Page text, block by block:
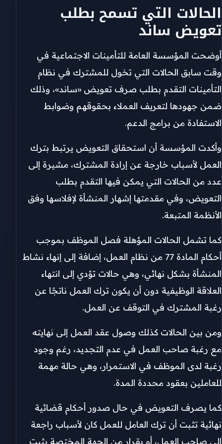
الحالات التي تسمح بطلب
تعويض ساند
أوضحت المؤسسة العامة للتأمينات الاجتماعية في
وقت سابق الحالات التي تخول للمشترك في نظام
التأمينات التقدم بطلب صرف تعويض «ساند»، وذلك
ضمن جهودها لتعريف العملاء بحقوقهم وضوابط
الاستفادة من برامج الدعم.
وأكدت المؤسسة أن استحقاق التعويض يرتبط بترك
العمل لأسباب خارجة عن إرادة المشترك، مشيرة إلى
عدد من الحالات التي يمكن فيها التقدم بطلب
التعويض، وفي مقدمتها إشهار المنشأة لإفلاسها وفق
الأنظمة المتبعة.
كما تشمل الحالات المؤهلة فصل الموظف بموجب
أحكام المادة 77 من نظام العمل، إضافة إلى إنهاء نشاط
المنشأة بشكل نهائي، وهي حالات تؤدي إلى انتهاء
العلاقة الوظيفية دون أن يكون ترك العمل ناتجًا عن
رغبة المشترك في التوقف عن العمل.
ومن بين الحالات كذلك وصول عقد العمل إلى نهايته
مع رغبة صاحب العمل في عدم التجديد، رغم وجود
رغبة لدى الموظف في الاستمرار، وهي حالة مهمة
للعاملين بعقود محددة المدة.
كما يصرف التعويض في حال صدور أحكام قضائية
نهائية تثبت أن ترك العامل للعمل كان لأسباب راجعة
إلى صاحب العمل، أو بقرار من الجهة المختصة يثبت